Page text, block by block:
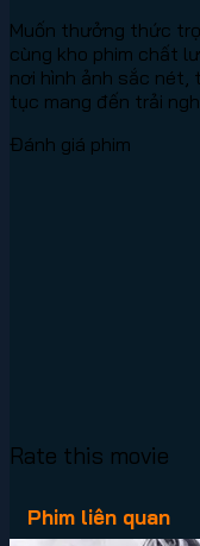
Muốn thưởng thức
cùng kho phim chất
nơi hình ảnh sắc nét,
tục mang đến trải
Đánh giá phim
Rate this movie
Phim liên quan